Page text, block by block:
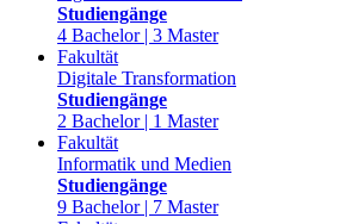
Studiengänge
4 Bachelor | 3 Master
Fakultät
Digitale Transformation
Studiengänge
2 Bachelor | 1 Master
Fakultät
Informatik und Medien
Studiengänge
9 Bachelor | 7 Master